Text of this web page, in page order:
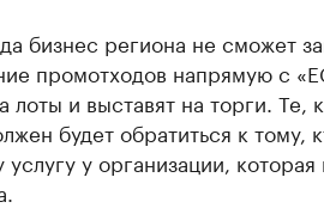
бизнес региона не сможет
промотходов напрямую с
лоты и выставят на торги. Те,
будет обратиться к тому,
услугу у организации,